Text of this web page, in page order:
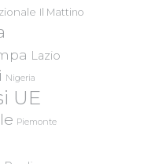
Il Mattino
Lazio
Nigeria
UE
Piemonte